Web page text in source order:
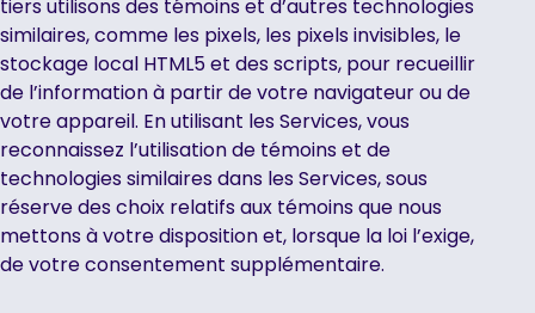
tiers utilisons des témoins et d’autres technologies
similaires, comme les pixels, les pixels invisibles, le
stockage local HTML5 et des scripts, pour recueillir
de l’information à partir de votre navigateur ou de
votre appareil. En utilisant les Services, vous
reconnaissez l’utilisation de témoins et de
technologies similaires dans les Services, sous
réserve des choix relatifs aux témoins que nous
mettons à votre disposition et, lorsque la loi l’exige,
de votre consentement supplémentaire.